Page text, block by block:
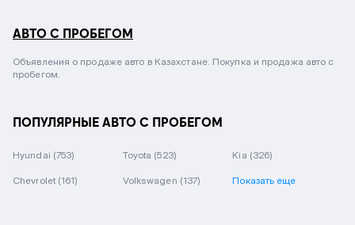
АВТО С ПРОБЕГОМ
Объявления о продаже авто в Казахстане. Покупка и продажа авто с
пробегом.
ПОПУЛЯРНЫЕ АВТО С ПРОБЕГОМ
Hyundai (753) Toyota (523) Kia (326)
Chevrolet (161) Volkswagen (137) Показать еще